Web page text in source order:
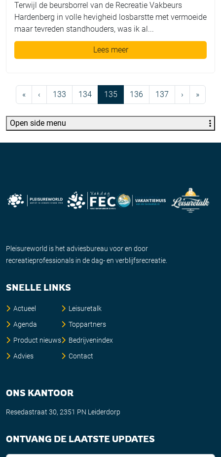
Terwijl de beursborrel van de Recreatie Vakbeurs
Hardenberg in volle hevigheid losbarstte met vermoeide
maar tevreden standhouders, was ik al...
Lees meer
Page navigation
« ‹ Page
133 Page
134 Current Page
135 Page
136 Page
137 › »
Open side menu
Pleisureworld is het adviesbureau voor en door
recreatieprofessionals in de dag- en verblijfsrecreatie.
SNELLE LINKS
Actueel
Agenda
Product nieuws
Advies
Leisuretalk
Toppartners
Bedrijvenindex
Contact
ONS KANTOOR
Resedastraat 30, 2351 PN Leiderdorp
ONTVANG DE LAATSTE UPDATES